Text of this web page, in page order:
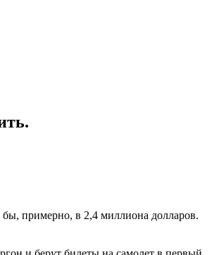
примерно, в 2,4 миллиона долларов.